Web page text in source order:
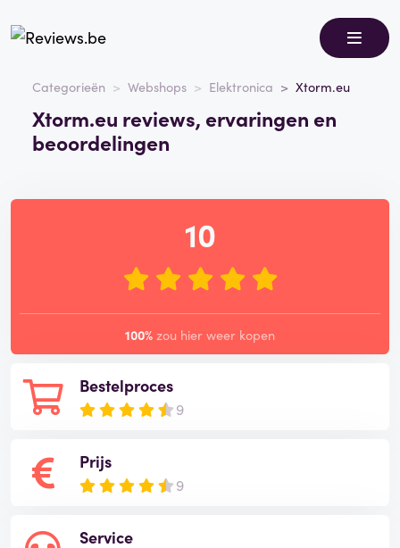
Categorieën Webshops Elektronica Xtorm.eu
Xtorm.eu reviews, ervaringen en
beoordelingen
Bestelproces
9
Prijs
9
Service
10
100% zou hier weer kopen